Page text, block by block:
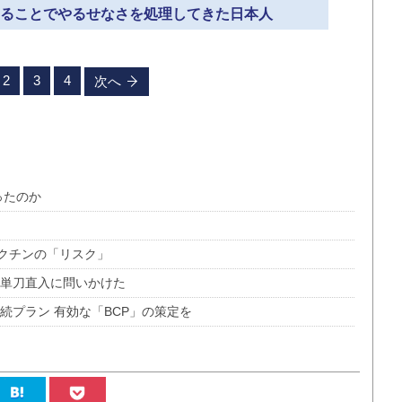
ことでやるせなさを処理してきた日本人
2 3 4 次へ
たのか
ンの「リスク」
刀直入に問いかけた
プラン 有効な「BCP」の策定を